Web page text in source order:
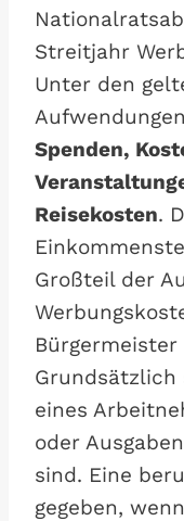
Streitjahr
Unter den
Spenden,
Reisekosten.
Großteil der
Bürgermeister
Grundsätzlich
eines
oder
sind. Eine
gegeben,